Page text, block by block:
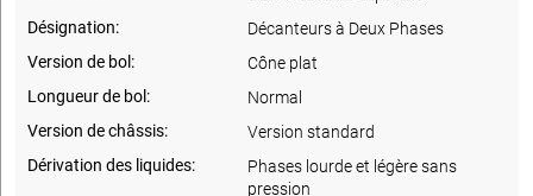
Désignation:
Décanteurs à Deux Phases
Version de bol:
Cône plat
Longueur de bol:
Normal
Version de châssis:
Version standard
Dérivation des liquides:
Phases lourde et légère sans
pression